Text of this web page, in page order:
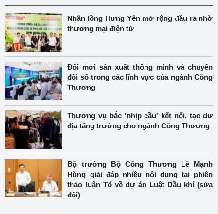
Nhãn lồng Hưng Yên mở rộng đầu ra nhờ
thương mại điện tử
Đổi mới sản xuất thông minh và chuyển
đổi số trong các lĩnh vực của ngành Công
Thương
Thương vụ bắc 'nhịp cầu' kết nối, tạo dư
địa tăng trưởng cho ngành Công Thương
Bộ trưởng Bộ Công Thương Lê Mạnh
Hùng giải đáp nhiều nội dung tại phiên
thảo luận Tổ về dự án Luật Dầu khí (sửa
đổi)